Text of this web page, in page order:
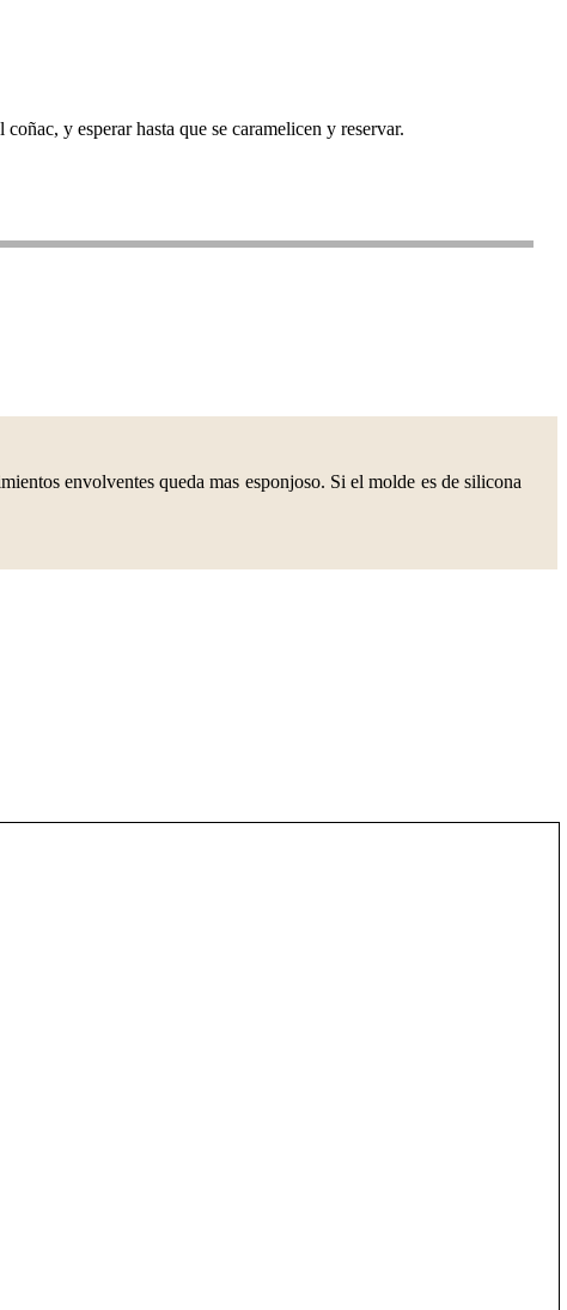
y esperar hasta que se caramelicen y reservar.
envolventes queda mas esponjoso. Si el molde es de silicona